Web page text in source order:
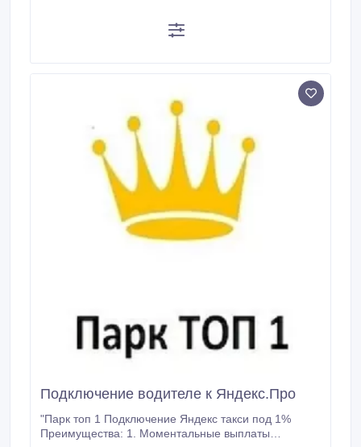
Подключение водителе к Яндекс.Про
"Парк топ 1 Подключение Яндекс такси под 1%
Преимущества: 1. Моментальные выплаты